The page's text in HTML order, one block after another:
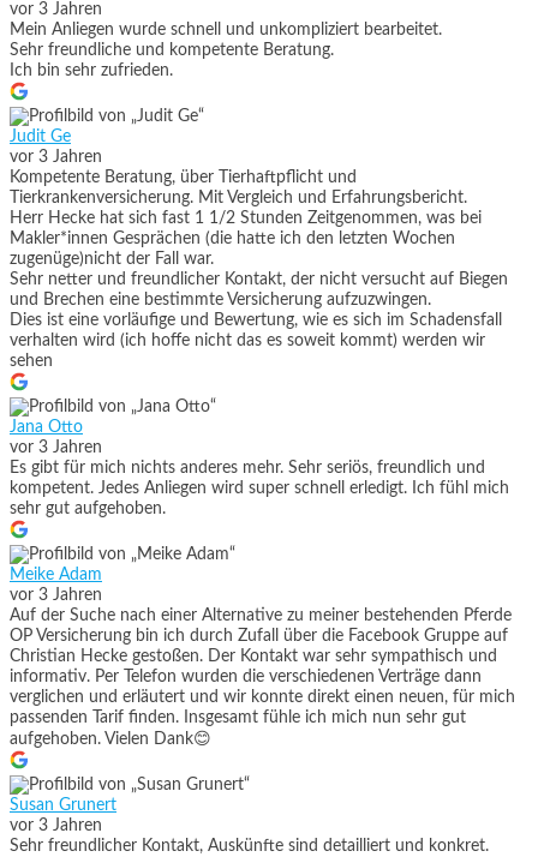
vor 3 Jahren
Mein Anliegen wurde schnell und unkompliziert bearbeitet.
Sehr freundliche und kompetente Beratung.
Ich bin sehr zufrieden.
Judit Ge
vor 3 Jahren
Kompetente Beratung, über Tierhaftpflicht und
Tierkrankenversicherung. Mit Vergleich und Erfahrungsbericht.
Herr Hecke hat sich fast 1 1/2 Stunden Zeitgenommen, was bei
Makler*innen Gesprächen (die hatte ich den letzten Wochen
zugenüge)nicht der Fall war.
Sehr netter und freundlicher Kontakt, der nicht versucht auf Biegen
und Brechen eine bestimmte Versicherung aufzuzwingen.
Dies ist eine vorläufige und Bewertung, wie es sich im Schadensfall
verhalten wird (ich hoffe nicht das es soweit kommt) werden wir
sehen
Jana Otto
vor 3 Jahren
Es gibt für mich nichts anderes mehr. Sehr seriös, freundlich und
kompetent. Jedes Anliegen wird super schnell erledigt. Ich fühl mich
sehr gut aufgehoben.
Meike Adam
vor 3 Jahren
Auf der Suche nach einer Alternative zu meiner bestehenden Pferde
OP Versicherung bin ich durch Zufall über die Facebook Gruppe auf
Christian Hecke gestoßen. Der Kontakt war sehr sympathisch und
informativ. Per Telefon wurden die verschiedenen Verträge dann
verglichen und erläutert und wir konnte direkt einen neuen, für mich
passenden Tarif finden. Insgesamt fühle ich mich nun sehr gut
aufgehoben. Vielen Dank😊
Susan Grunert
vor 3 Jahren
Sehr freundlicher Kontakt, Auskünfte sind detailliert und konkret.